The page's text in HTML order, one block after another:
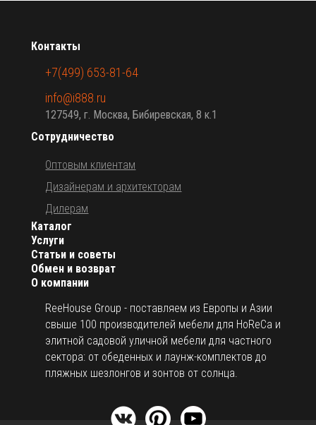
О компании
ReeHouse Group - поставляем из Европы и Азии
свыше 100 производителей мебели для HoReCa и
элитной садовой уличной мебели для частного
сектора: от обеденных и лаунж-комплектов до
пляжных шезлонгов и зонтов от солнца.
Каталог
Услуги
Статьи и советы
Обмен и возврат
Сотрудничество
Оптовым клиентам
Дизайнерам и архитекторам
Дилерам
Контакты
+7(499) 653-81-64
info@i888.ru
127549, г. Москва, Бибиревская, 8 к.1